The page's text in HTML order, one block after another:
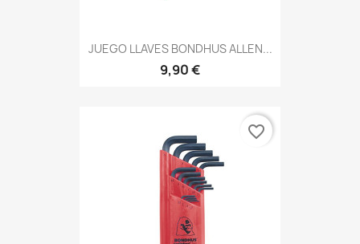
JUEGO LLAVES BONDHUS ALLEN...
9,90 €
favorite_border